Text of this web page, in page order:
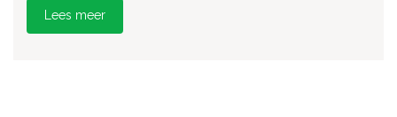
Lees meer